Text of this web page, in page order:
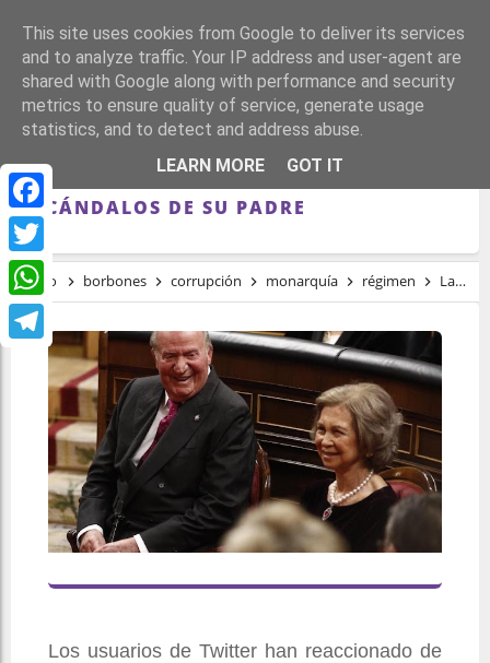
Facebook
Twitter
WhatsApp
Telegram
LAS REDES SOCIALES PIDEN LA
ABDICACIÓN DE FELIPE VI POR LOS
ESCÁNDALOS DE SU PADRE
Inicio borbones corrupción monarquía régimen Las redes sociales piden la abdicación de Felipe VI por los escándalos de su padre
Los usuarios de Twitter han reaccionado de
This site uses cookies from Google to deliver its services
and to analyze traffic. Your IP address and user-agent are
shared with Google along with performance and security
metrics to ensure quality of service, generate usage
statistics, and to detect and address abuse.
LEARN MORE
GOT IT